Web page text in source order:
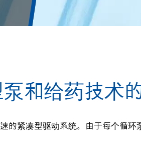
和给药技术
的紧凑型驱动系统。由于每个循